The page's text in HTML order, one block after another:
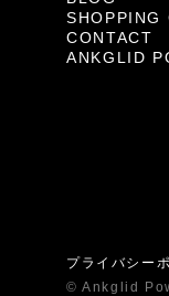
SHOPPING
CONTACT
ANKGLID
プライバシー
© Ankglid